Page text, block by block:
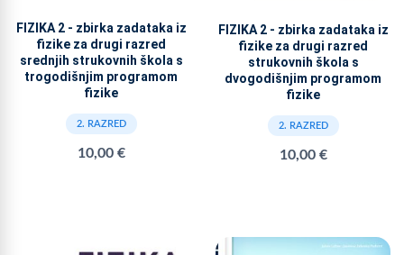
FIZIKA 2 - zbirka zadataka iz
fizike za drugi razred
srednjih strukovnih škola s
trogodišnjim programom
fizike
2. RAZRED
10,00 €
FIZIKA 2 - zbirka zadataka iz
fizike za drugi razred
strukovnih škola s
dvogodišnjim programom
fizike
2. RAZRED
10,00 €